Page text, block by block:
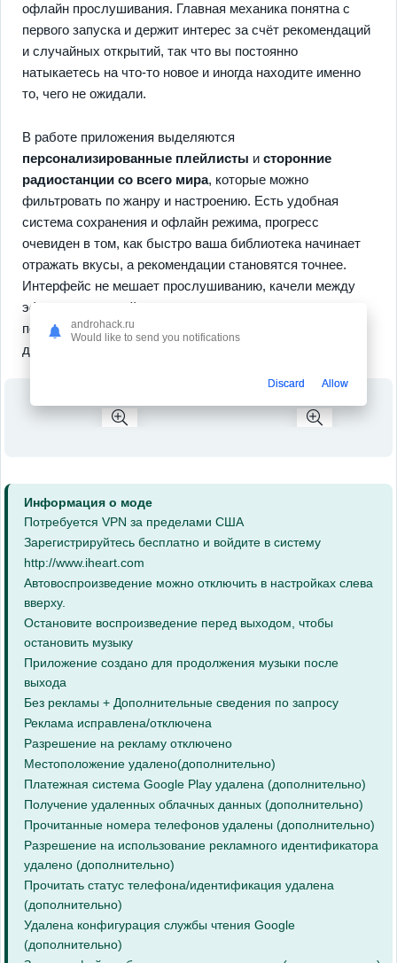
офлайн прослушивания. Главная механика понятна с
первого запуска и держит интерес за счёт рекомендаций
и случайных открытий, так что вы постоянно
натыкаетесь на что‑то новое и иногда находите именно
то, чего не ожидали.
В работе приложения выделяются
персонализированные плейлисты и сторонние
радиостанции со всего мира, которые можно
фильтровать по жанру и настроению. Есть удобная
система сохранения и офлайн режима, прогресс
очевиден в том, как быстро ваша библиотека начинает
отражать вкусы, а рекомендации становятся точнее.
Интерфейс не мешает прослушиванию, качели между
эфиром и музыкой плавные, и в результате вы
получаете удобный музыкальный спутник на каждый
день.
Информация о моде
Потребуется VPN за пределами США
Зарегистрируйтесь бесплатно и войдите в систему
http://www.iheart.com
Автовоспроизведение можно отключить в настройках слева
вверху.
Остановите воспроизведение перед выходом, чтобы
остановить музыку
Приложение создано для продолжения музыки после
выхода
Без рекламы + Дополнительные сведения по запросу
Реклама исправлена/отключена
Разрешение на рекламу отключено
Местоположение удалено(дополнительно)
Платежная система Google Play удалена (дополнительно)
Получение удаленных облачных данных (дополнительно)
Прочитанные номера телефонов удалены (дополнительно)
Разрешение на использование рекламного идентификатора
удалено (дополнительно)
Прочитать статус телефона/идентификация удалена
(дополнительно)
Удалена конфигурация службы чтения Google
(дополнительно)
androhack.ru
Would like to send you notifications
Discard Allow